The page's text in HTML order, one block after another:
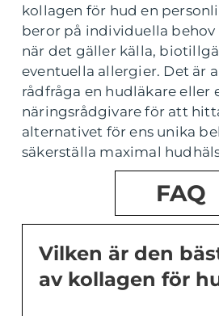
kollagen för hud en
beror på individuella behov
när det gäller källa,
eventuella allergier. Det är
rådfråga en hudläkare eller
näringsrådgivare för att
alternativet för ens unika
säkerställa maximal
FAQ
Vilken är den
av kollagen för